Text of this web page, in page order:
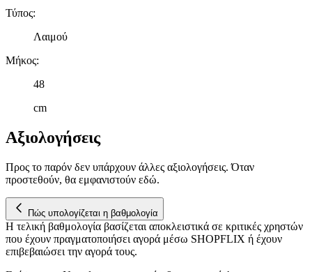
Τύπος:
Λαιμού
Μήκος:
48
cm
Αξιολογήσεις
Προς το παρόν δεν υπάρχουν άλλες αξιολογήσεις. Όταν
προστεθούν, θα εμφανιστούν εδώ.
Πώς υπολογίζεται η βαθμολογία
Η τελική βαθμολογία βασίζεται αποκλειστικά σε κριτικές χρηστών
που έχουν πραγματοποιήσει αγορά μέσω SHOPFLIX ή έχουν
επιβεβαιώσει την αγορά τους.